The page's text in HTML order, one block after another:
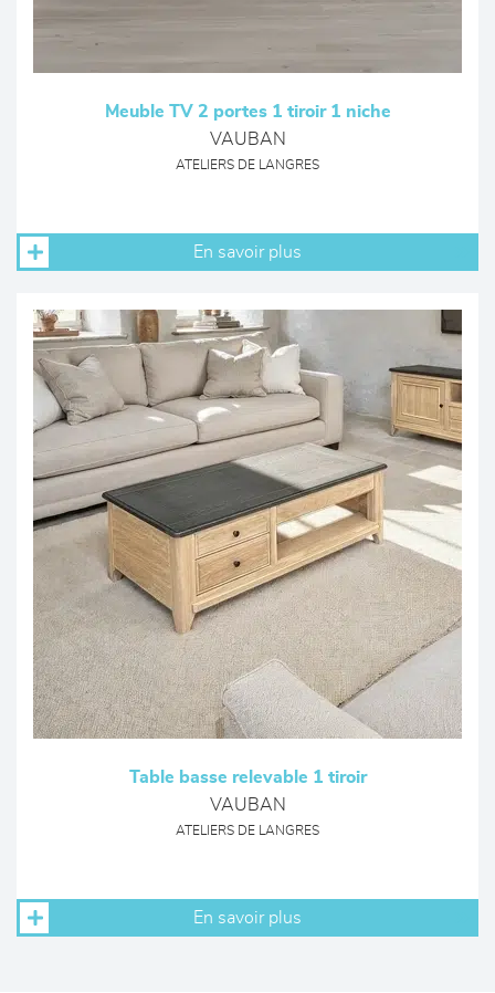
Meuble TV 2 portes 1 tiroir 1 niche
VAUBAN
ATELIERS DE LANGRES
En savoir plus
Table basse relevable 1 tiroir
VAUBAN
ATELIERS DE LANGRES
En savoir plus